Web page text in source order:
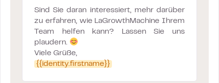
Sind Sie daran interessiert, mehr darüber
zu erfahren, wie LaGrowthMachine Ihrem
Team helfen kann? Lassen Sie uns
plaudern.
Viele Grüße,
{{identity.firstname}}